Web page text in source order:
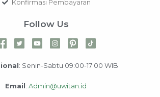
Konfirmasi Pembayaran
Follow Us
: Senin-Sabtu 09:00-17:00 WIB
Email: Admin@uwitan.id